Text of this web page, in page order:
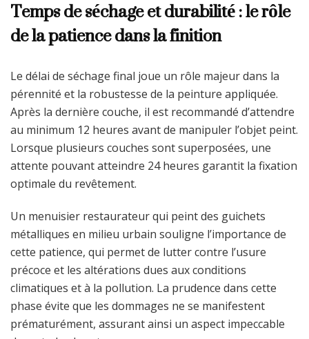
Temps de séchage et durabilité : le rôle
de la patience dans la finition
Le délai de séchage final joue un rôle majeur dans la
pérennité et la robustesse de la peinture appliquée.
Après la dernière couche, il est recommandé d’attendre
au minimum 12 heures avant de manipuler l’objet peint.
Lorsque plusieurs couches sont superposées, une
attente pouvant atteindre 24 heures garantit la fixation
optimale du revêtement.
Un menuisier restaurateur qui peint des guichets
métalliques en milieu urbain souligne l’importance de
cette patience, qui permet de lutter contre l’usure
précoce et les altérations dues aux conditions
climatiques et à la pollution. La prudence dans cette
phase évite que les dommages ne se manifestent
prématurément, assurant ainsi un aspect impeccable